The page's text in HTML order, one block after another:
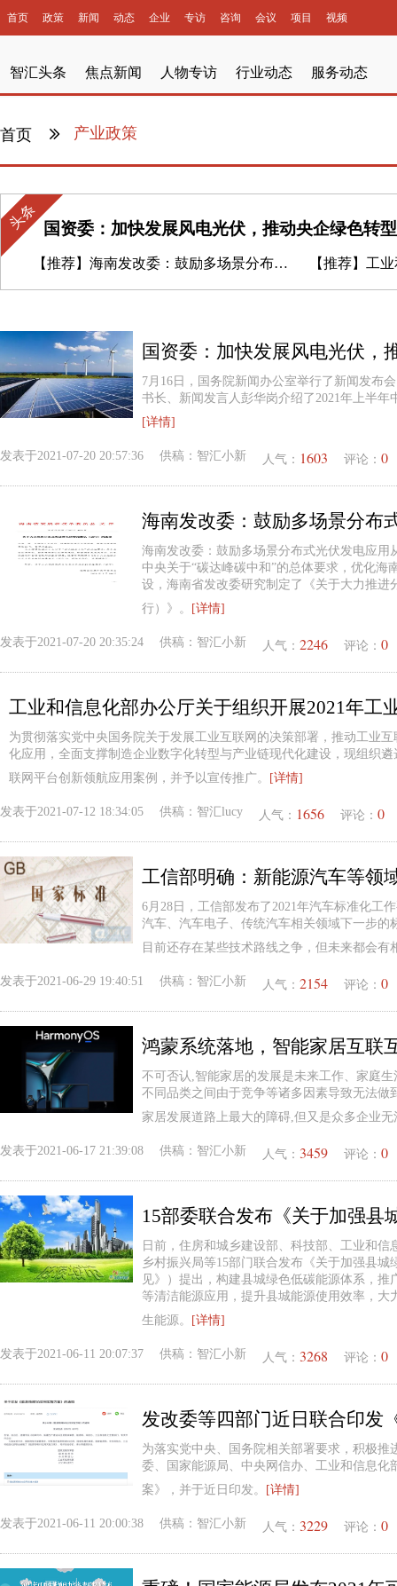
首页 政策 新闻 动态 企业 专访 咨询 会议 项目 视频
智汇头条 焦点新闻 人物专访 行业动态 服务动态
首页 产业政策
头条 国资委：加快发展风电光伏，推动央企绿色转型
【推荐】 海南发改委：鼓励多场景分布式光伏发电应用 【推荐】 工业和信息化
国资委：加快发展风电光伏，
7月16日，国务院新闻办公室举行了新闻发布
书长、新闻发言人彭华岗介绍了2021年上半
[详情]
发表于2021-07-20 20:57:36 供稿： 智汇小新 人气： 1603 评论： 0
海南发改委：鼓励多场景分布
海南发改委：鼓励多场景分布式光伏发电应用
中央关于“碳达峰碳中和”的总体要求，优化海
设，海南省发改委研究制定了《关于大力推进
行）》。
[详情]
发表于2021-07-20 20:35:24 供稿： 智汇小新 人气： 2246 评论： 0
为贯彻落实党中央国务院关于发展工业互联网的决策部署，推动工业
化应用，全面支撑制造企业数字化转型与产业链现代化建设，现组织
联网平台创新领航应用案例，并予以宣传推广。
[详情]
发表于2021-07-12 18:34:05 供稿： 智汇lucy 人气： 1656 评论： 0
工信部明确：新能源汽车等领
6月28日，工信部发布了2021年汽车标准化工
汽车、汽车电子、传统汽车相关领域下一步的
目前还存在某些技术路线之争，但未来都会有
发表于2021-06-29 19:40:51 供稿： 智汇小新 人气： 2154 评论： 0
鸿蒙系统落地，智能家居互联
不可否认,智能家居的发展是未来工作、家庭
不同品类之间由于竞争等诸多因素导致无法做
家居发展道路上最大的障碍,但又是众多企业
发表于2021-06-17 21:39:08 供稿： 智汇小新 人气： 3459 评论： 0
15部委联合发布《关于加强县
日前，住房和城乡建设部、科技部、工业和
乡村振兴局等15部门联合发布《关于加强县
见》）提出，构建县城绿色低碳能源体系，
等清洁能源应用，提升县城能源使用效率，
生能源。
[详情]
发表于2021-06-11 20:07:37 供稿： 智汇小新 人气： 3268 评论： 0
为落实党中央、国务院相关部署要求，积极推
委、国家能源局、中央网信办、工业和信息化
案》，并于近日印发。
[详情]
发表于2021-06-11 20:00:38 供稿： 智汇小新 人气： 3229 评论： 0